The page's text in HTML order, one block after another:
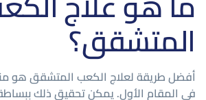
المتشقق؟
أفضل طريقة لعلاج الكعب المتشقق هو
في المقام الأول. يمكن تحقيق ذلك